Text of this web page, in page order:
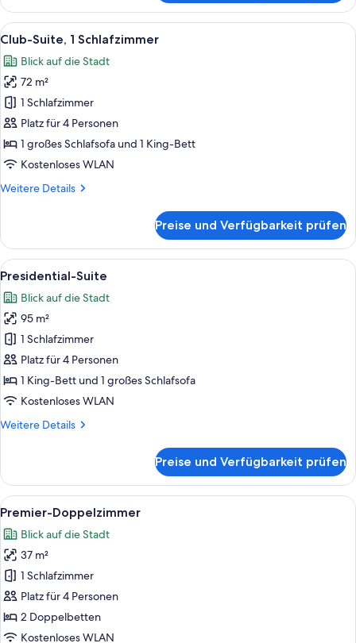
Suite
(Luxury)
Alle
Fotos
für
Club-
Suite,
1
Schlafzimmer
anzeigen
Ein Hotelzimmer mit einem großen
9
Club-Suite, 1 Schlafzimmer
Blick auf die Stadt
72 m²
1 Schlafzimmer
Platz für 4 Personen
1 großes Schlafsofa und 1 King-Bett
Kostenloses WLAN
Weitere Details
Weitere
Suite,
Schlafzimmer
Preise und Verfügbarkeit prüfen
Alle
Fotos
für
Presidential-
Suite
anzeigen
Ein geräumiges Wohnzimmer mit
15
Presidential-Suite
Blick auf die Stadt
95 m²
1 Schlafzimmer
Platz für 4 Personen
1 King-Bett und 1 großes Schlafsofa
Kostenloses WLAN
Weitere Details
Weitere
Suite
Preise und Verfügbarkeit prüfen
Alle
Fotos
für
Premier-
Doppelzimmer
anzeigen
Hochwertige Bettwaren, Tempur-
5
Premier-Doppelzimmer
Blick auf die Stadt
37 m²
1 Schlafzimmer
Platz für 4 Personen
2 Doppelbetten
Kostenloses WLAN